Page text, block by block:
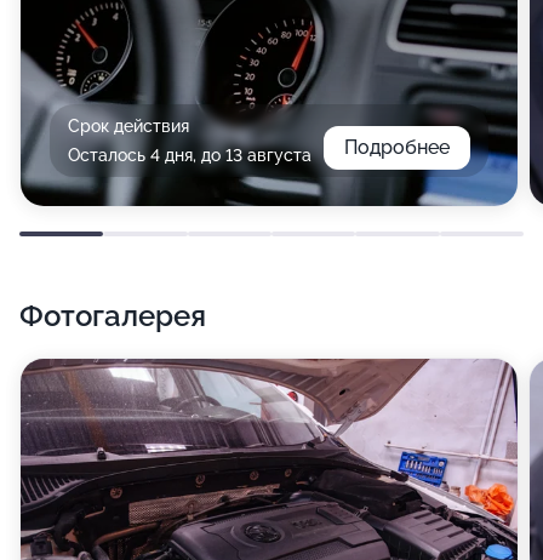
Срок действия
Осталось 4 дня, до 13 августа
Подробнее
Фотогалерея